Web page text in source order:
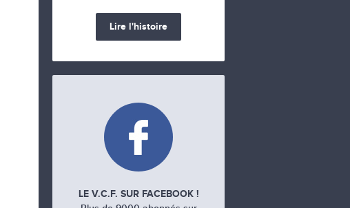
Lire l'histoire
LE V.C.F. SUR FACEBOOK !